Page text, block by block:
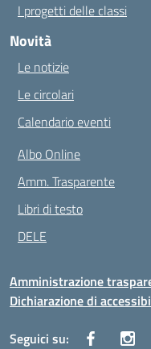
I progetti delle classi
Novità
Le notizie
Le circolari
Calendario eventi
Albo Online
Amm. Trasparente
Libri di testo
DELE
Amministrazione
Dichiarazione di
Seguici su: